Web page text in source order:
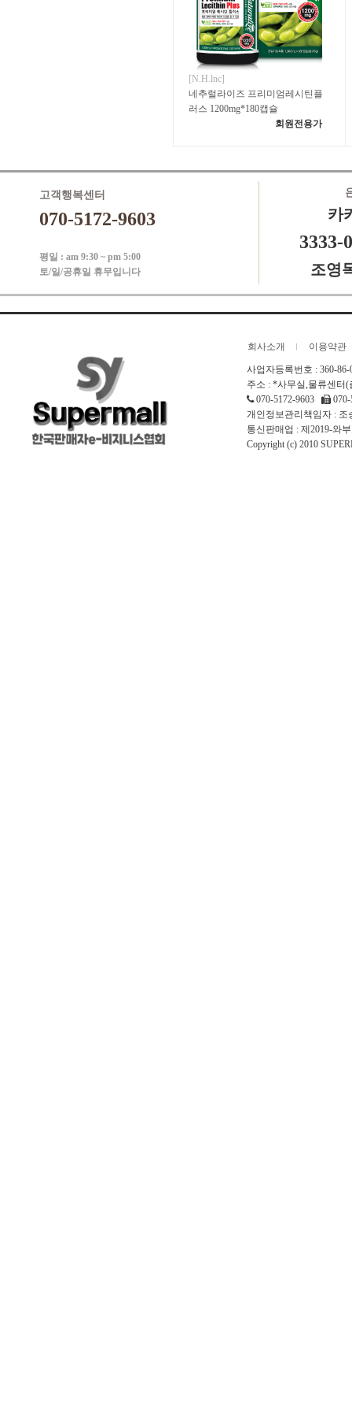
[N.H.lnc]
네추럴라이즈 프리미엄레시틴플
러스 1200mg*180캡슐
회원전용가
고객행복센터
070-5172-9603
평일 : am 9:30 ~ pm 5:00
토/일/공휴일 휴무입니다
카
3333-
조영
회사소개 이용약관
사업자등록번호 : 360-
주소 : *사무실,물류센터
070-5172-9603
개인정보관리책임자 : 조
통신판매업 : 제2019-와
Copyright (c) 2010